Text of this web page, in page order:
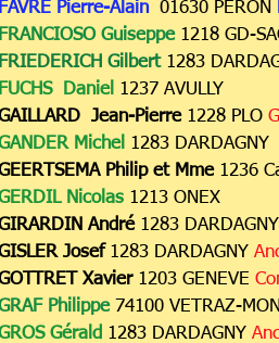
FAVRE Pierre-Alain 01630 PERON
FRANCIOSO Guiseppe1218 GD-
FRIEDERICH Gilbert 1283
FUCHS Daniel 1237 AVULLY
Jean-Pierre1228 PLO
Michel 1283 DARDAGNY
Philip et Mme 1236
Nicolas 1213 ONEX
André1283 DARDAGNY
Josef 1283 DARDAGNY
Xavier1203 GENEVE
Philippe 74100 VETRAZ-
Gérald 1283 DARDAGNY